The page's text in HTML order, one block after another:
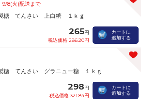
9/8(火)配送まで
糖 てんさい 上白糖 １ｋｇ
265円
税込価格 286.20円
カートに
追加する
糖 てんさい グラニュー糖 １ｋｇ
298円
税込価格 321.84円
カートに
追加する